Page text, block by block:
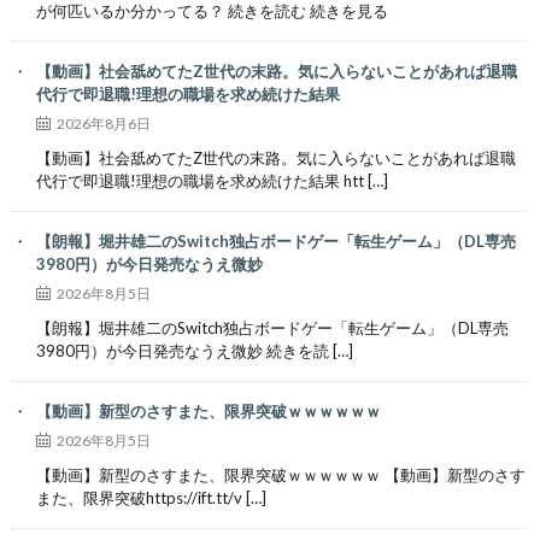
が何匹いるか分かってる？ 続きを読む 続きを見る
【動画】社会舐めてたZ世代の末路。気に入らないことがあれば退職
代行で即退職!理想の職場を求め続けた結果
2026年8月6日
【動画】社会舐めてたZ世代の末路。気に入らないことがあれば退職
代行で即退職!理想の職場を求め続けた結果 htt […]
【朗報】堀井雄二のSwitch独占ボードゲー「転生ゲーム」（DL専売
3980円）が今日発売なうえ微妙
2026年8月5日
【朗報】堀井雄二のSwitch独占ボードゲー「転生ゲーム」（DL専売
3980円）が今日発売なうえ微妙 続きを読 […]
【動画】新型のさすまた、限界突破ｗｗｗｗｗｗ
2026年8月5日
【動画】新型のさすまた、限界突破ｗｗｗｗｗｗ 【動画】新型のさす
また、限界突破https://ift.tt/v […]